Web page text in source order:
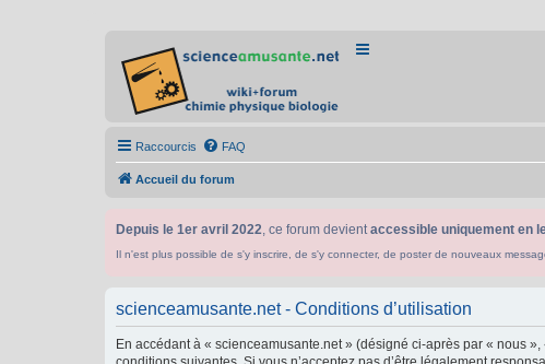
Raccourcis FAQ
Accueil du forum
Depuis le 1er avril 2022, ce forum devientaccessible uniquement en
Il n'est plus possible de s'y inscrire, de s'y connecter, de poster de nouveaux
scienceamusante.net - Conditions d’utilisation
En accédant à « scienceamusante.net » (désigné ci-après par « nous